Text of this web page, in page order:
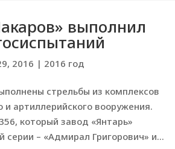
выполнил
2016 | 2016 год
стрельбы из комплексов
и артиллерийского вооружения.
который завод «Янтарь»
серии – «Адмирал Григорович» и...